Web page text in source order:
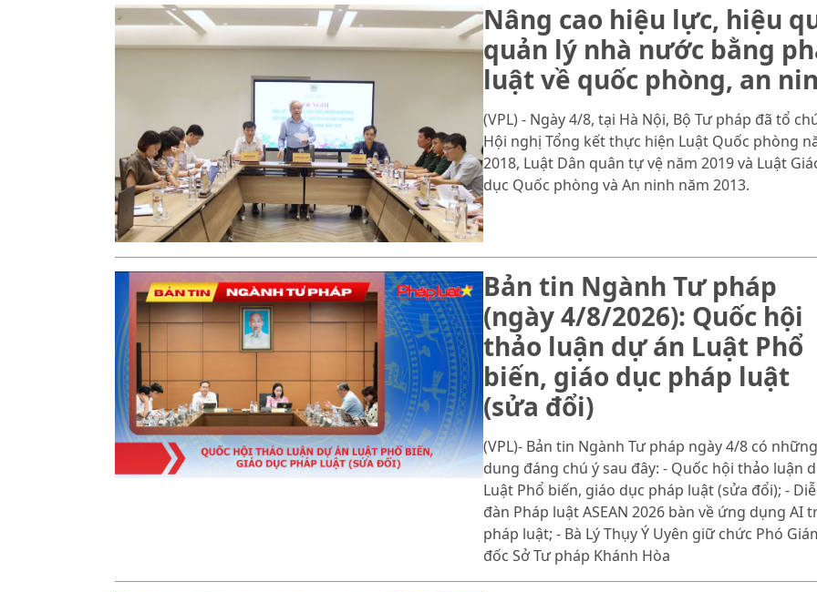
Nâng cao hiệu lực, hiệu
quản lý nhà nước bằng
luật về quốc phòng, an
(VPL) - Ngày 4/8, tại Hà Nội, Bộ Tư pháp đã tổ
Hội nghị Tổng kết thực hiện Luật Quốc phòng
2018, Luật Dân quân tự vệ năm 2019 và Luật
dục Quốc phòng và An ninh năm 2013.
Bản tin Ngành Tư pháp
(ngày 4/8/2026): Quốc hội
thảo luận dự án Luật Phổ
biến, giáo dục pháp luật
(sửa đổi)
(VPL)- Bản tin Ngành Tư pháp ngày 4/8 có
dung đáng chú ý sau đây: - Quốc hội thảo luận
Luật Phổ biến, giáo dục pháp luật (sửa đổi); -
đàn Pháp luật ASEAN 2026 bàn về ứng dụng AI
pháp luật; - Bà Lý Thụy Ý Uyên giữ chức Phó
đốc Sở Tư pháp Khánh Hòa